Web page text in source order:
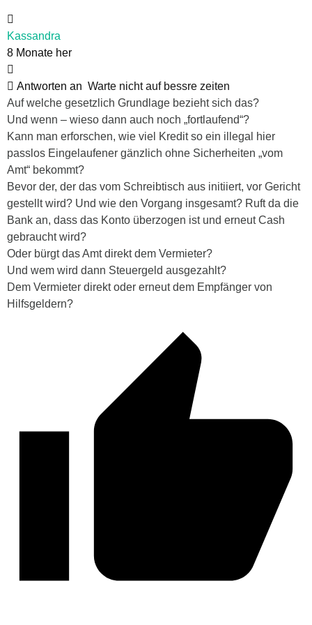
Kassandra
8 Monate her
Antworten an Warte nicht auf bessre zeiten
Auf welche gesetzlich Grundlage bezieht sich das?
Und wenn – wieso dann auch noch „fortlaufend“?
Kann man erforschen, wie viel Kredit so ein illegal hier
passlos Eingelaufener gänzlich ohne Sicherheiten „vom
Amt“ bekommt?
Bevor der, der das vom Schreibtisch aus initiiert, vor Gericht
gestellt wird? Und wie den Vorgang insgesamt? Ruft da die
Bank an, dass das Konto überzogen ist und erneut Cash
gebraucht wird?
Oder bürgt das Amt direkt dem Vermieter?
Und wem wird dann Steuergeld ausgezahlt?
Dem Vermieter direkt oder erneut dem Empfänger von
Hilfsgeldern?